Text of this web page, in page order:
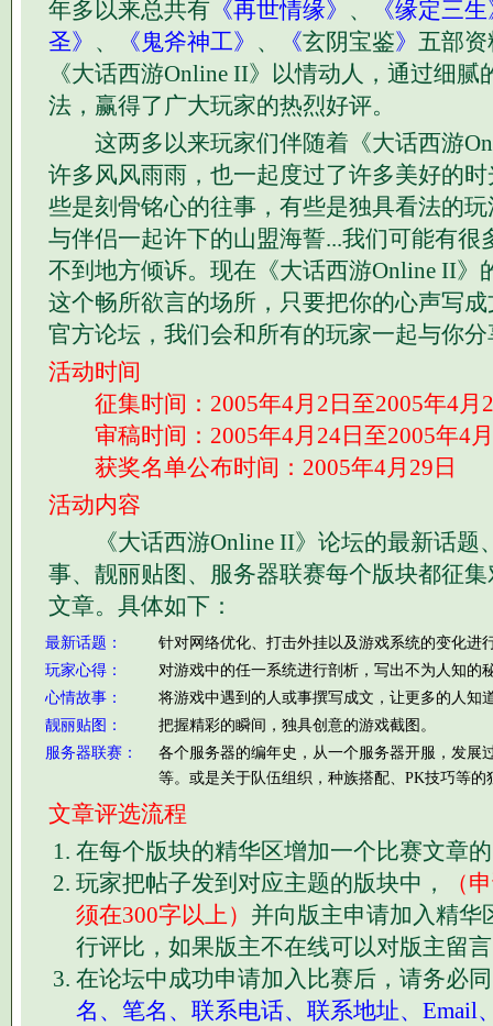
年多以来总共有 《再世情缘》 、
《缘定三
圣》 、 《鬼斧神工》 、 《玄阴宝鉴》 五部
《大话西游Online II》以情动人，通过细腻
法，赢得了广大玩家的热烈好评。
这两多以来玩家们伴随着《大话西游
许多风风雨雨，也一起度过了许多美好的
些是刻骨铭心的往事，有些是独具看法的
与伴侣一起许下的山盟海誓...我们可能有很
不到地方倾诉。现在《大话西游Online II》
这个畅所欲言的场所，只要把你的心声写
官方论坛，我们会和所有的玩家一起与你分
活动时间
征集时间：2005年4月2日至2005年4月
审稿时间：2005年4月24日至2005年4
获奖名单公布时间：2005年4月29日
活动内容
《大话西游Online II》论坛的最新话题
事、靓丽贴图、服务器联赛每个版块都征
文章。具体如下：
最新话题：
针对网络优化、打击外挂以及游戏系统的变化进
玩家心得：
对游戏中的任一系统进行剖析，写出不为人知的
心情故事：
将游戏中遇到的人或事撰写成文，让更多的人知
靓丽贴图：
把握精彩的瞬间，独具创意的游戏截图。
服务器联赛：
各个服务器的编年史，从一个服务器开服，发展
等。或是关于队伍组织，种族搭配、PK技巧等的
文章评选流程
在每个版块的精华区增加一个比赛文章
玩家把帖子发到对应主题的版块中，
（
须在300字以上） 并向版主申请加入精华
行评比，如果版主不在线可以对版主留
在论坛中成功申请加入比赛后，请务必
名、笔名、联系电话、联系地址、Email